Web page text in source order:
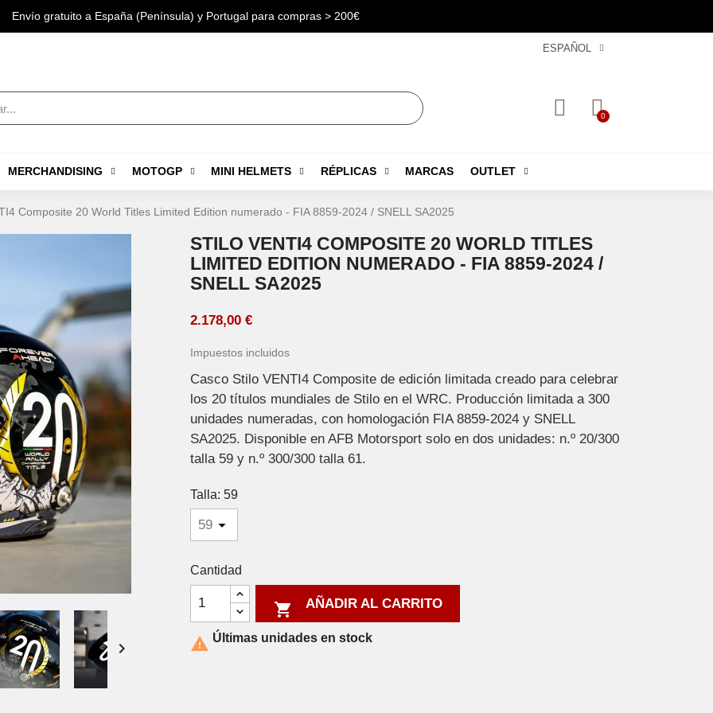
Envío gratuito a España (Península) y Portugal para compras > 200€
ESPAÑOL
MERCHANDISING MOTOGP MINI HELMETS RÉPLICAS MARCAS OUTLET
Composite 20 World Titles Limited Edition numerado - FIA 8859-2024 / SNELL SA2025

STILO VENTI4 COMPOSITE 20 WORLD TITLES
LIMITED EDITION NUMERADO - FIA 8859-2024 /
SNELL SA2025
2.178,00 €
Impuestos incluidos
Casco Stilo VENTI4 Composite de edición limitada creado para celebrar
los 20 títulos mundiales de Stilo en el WRC. Producción limitada a 300
unidades numeradas, con homologación FIA 8859-2024 y SNELL
SA2025. Disponible en AFB Motorsport solo en dos unidades: n.º 20/300
talla 59 y n.º 300/300 talla 61.
Talla: 59
Cantidad
 AÑADIR AL CARRITO
 Últimas unidades en stock